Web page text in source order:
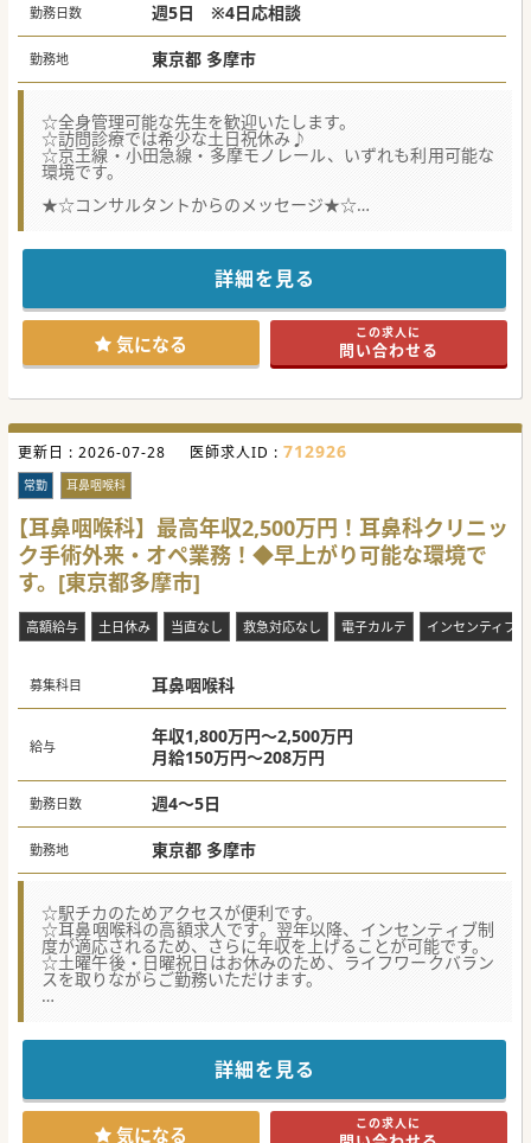
勤務日数 週5日 ※4日応相談
勤務地 東京都 多摩市
☆全身管理可能な先生を歓迎いたします。
☆訪問診療では希少な土日祝休み♪
☆京王線・小田急線・多摩モノレール、いずれも利用可能な
環境です。
★☆コンサルタントからのメッセージ★☆
西東京から神奈川エリアにかけて複数のクリニックを展開す
有料老人ホーム等の介護施設や一般居宅への訪問診療と、一
部予約制にて外来診療も行っています。
訪問は医師・看護師・スタッフの3名体制となりますので診
療に専念できる職場環境となります。
#秋入職可
詳細を見る
気になる この求人に
問い合わせる
更新日 : 2026-07-28 医師求人ID : 712926
常勤 耳鼻咽喉科
【耳鼻咽喉科】最高年収2,500万円！耳鼻科クリニッ
ク手術外来・オペ業務！◆早上がり可能な環境で
す。[東京都多摩市]
高額給与 土日休み 当直なし 救急対応なし 電子カルテ インセンティブ
募集科目 耳鼻咽喉科
給与
年収1,800万円～2,500万円
月給150万円～208万円
勤務日数 週4～5日
勤務地 東京都 多摩市
☆駅チカのためアクセスが便利です。
☆耳鼻咽喉科の高額求人です。翌年以降、インセンティブ制
度が適応されるため、さらに年収を上げることが可能です。
☆土曜午後・日曜祝日はお休みのため、ライフワークバラン
スを取りながらご勤務いただけます。
ます。
法人内の系列クリニックでのご勤務が必須となりますが、割
ご相談からでも結構ですので、お気軽にお問い合わせくださ
いませ。
詳細を見る
気になる この求人に